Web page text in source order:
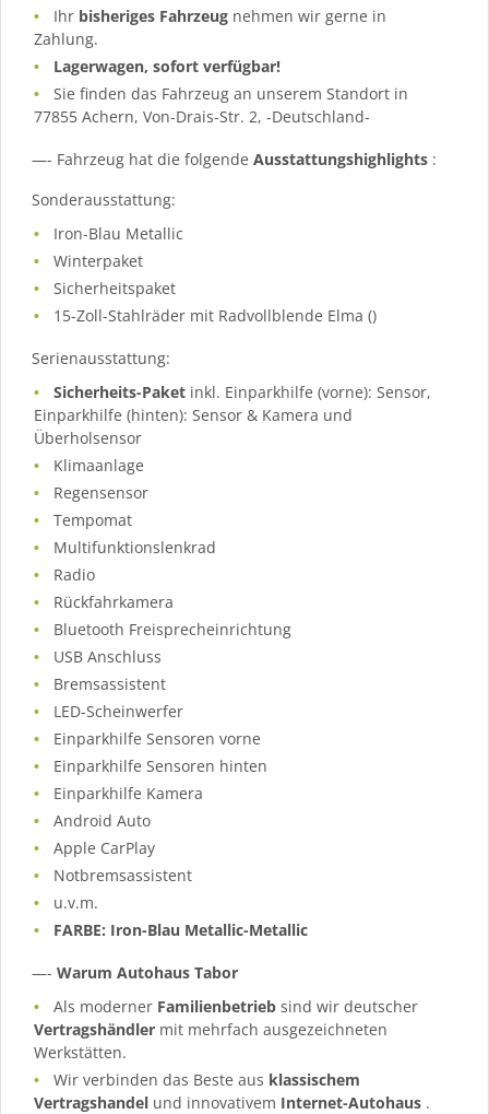
Ihr bisheriges Fahrzeug nehmen wir gerne in
Zahlung.
Lagerwagen, sofort verfügbar!
Sie finden das Fahrzeug an unserem Standort in
77855 Achern, Von-Drais-Str. 2, -Deutschland-
—- Fahrzeug hat die folgende Ausstattungshighlights :
Sonderausstattung:
Iron-Blau Metallic
Winterpaket
Sicherheitspaket
15-Zoll-Stahlräder mit Radvollblende Elma ()
Serienausstattung:
Sicherheits-Paket inkl. Einparkhilfe (vorne): Sensor,
Einparkhilfe (hinten): Sensor & Kamera und
Überholsensor
Klimaanlage
Regensensor
Tempomat
Multifunktionslenkrad
Radio
Rückfahrkamera
Bluetooth Freisprecheinrichtung
USB Anschluss
Bremsassistent
LED-Scheinwerfer
Einparkhilfe Sensoren vorne
Einparkhilfe Sensoren hinten
Einparkhilfe Kamera
Android Auto
Apple CarPlay
Notbremsassistent
u.v.m.
FARBE: Iron-Blau Metallic-Metallic
—- Warum Autohaus Tabor
Als moderner Familienbetrieb sind wir deutscher
Vertragshändler mit mehrfach ausgezeichneten
Werkstätten.
Wir verbinden das Beste aus klassischem
Vertragshandel und innovativem Internet-Autohaus .